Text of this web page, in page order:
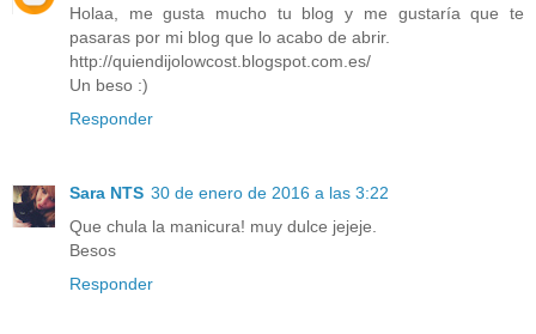
Holaa, me gusta mucho tu blog y me gustaría que te
pasaras por mi blog que lo acabo de abrir.
http://quiendijolowcost.blogspot.com.es/
Un beso :)
Responder
Sara NTS 30 de enero de 2016 a las 3:22
Que chula la manicura! muy dulce jejeje.
Besos
Responder